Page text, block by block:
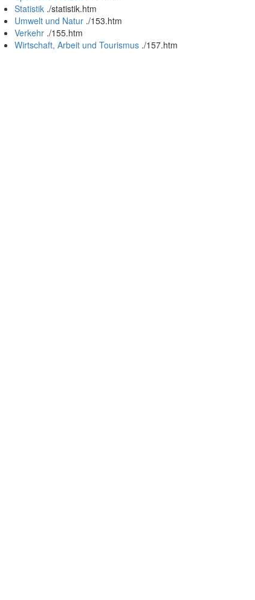
Statistik ./statistik.htm
Umwelt und Natur ./153.htm
Verkehr ./155.htm
Wirtschaft, Arbeit und Tourismus ./157.htm